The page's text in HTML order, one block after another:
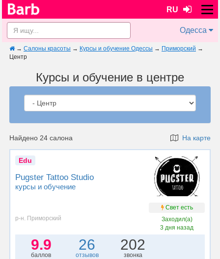
RU
Одесса
→ Салоны красоты → Курсы и обучение Одессы → Приморский →
Центр
Курсы и обучение в центре
Найдено 24 салона На карте
Edu
Pugster Tattoo Studio
курсы и обучение
Свет есть
р-н. Приморский
Заходил(а)
3 дня назад
9.9
баллов
26
отзывов
202
звонка